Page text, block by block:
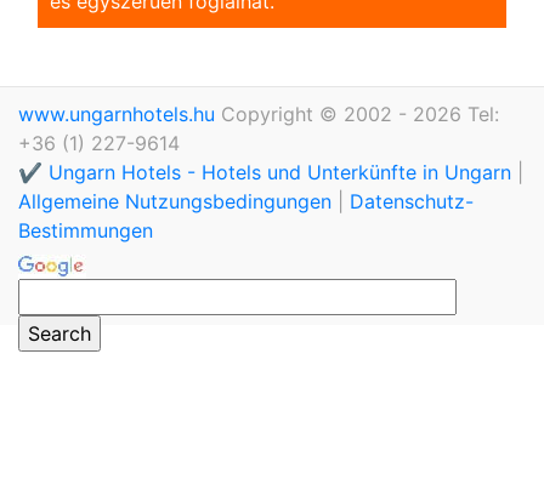
www.ungarnhotels.hu Copyright © 2002 - 2026 Tel:
+36 (1) 227-9614
✔️ Ungarn Hotels - Hotels und Unterkünfte in Ungarn
Allgemeine Nutzungsbedingungen
Datenschutz-
Bestimmungen